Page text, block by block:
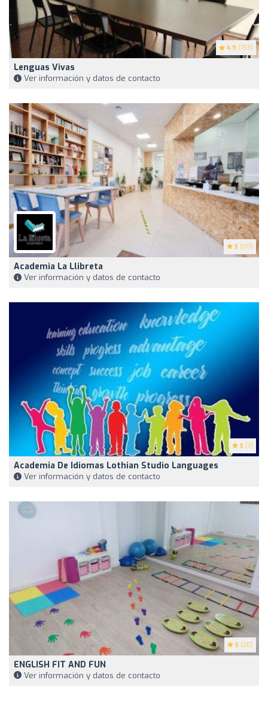
4.9 (153)
Lenguas Vivas
Ver información y datos de contacto
5 (177)
Academia La Llibreta
Ver información y datos de contacto
5 (7)
Academia De Idiomas Lothian Studio Languages
Ver información y datos de contacto
5 (20)
ENGLISH FIT AND FUN
Ver información y datos de contacto